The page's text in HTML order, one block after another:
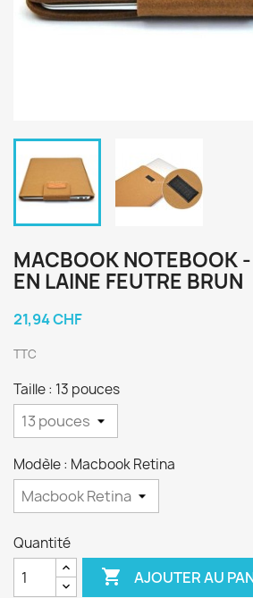
MACBOOK NOTEBOOK
EN LAINE FEUTRE BRUN
21,94 CHF
TTC
Taille : 13 pouces
Modèle : Macbook Retina
Quantité
 AJOUTER AU